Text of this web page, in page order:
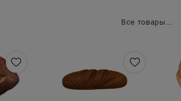
Все товары...